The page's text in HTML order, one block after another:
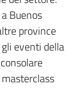
Buenos
province
eventi della